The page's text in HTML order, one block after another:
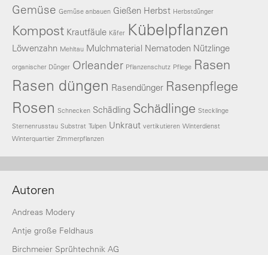
Gemüse Gemüse anbauen Gießen Herbst Herbstdünger
Kompost Krautfäule Käfer Kübelpflanzen
Löwenzahn Mehltau Mulchmaterial Nematoden Nützlinge
organischer Dünger Orleander Pflanzenschutz Pflege Rasen
Rasen düngen Rasendünger Rasenpflege
Rosen Schnecken Schädling Schädlinge Stecklinge
Sternenrusstau Substrat Tulpen Unkraut vertikutieren Winterdienst
Winterquartier Zimmerpflanzen
Autoren
Andreas Modery
Antje große Feldhaus
Birchmeier Sprühtechnik AG